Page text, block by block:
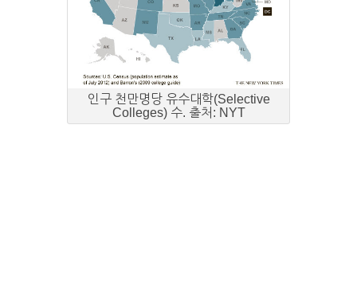
인구 천만명당 유수대학(Selective
Colleges) 수. 출처: NYT